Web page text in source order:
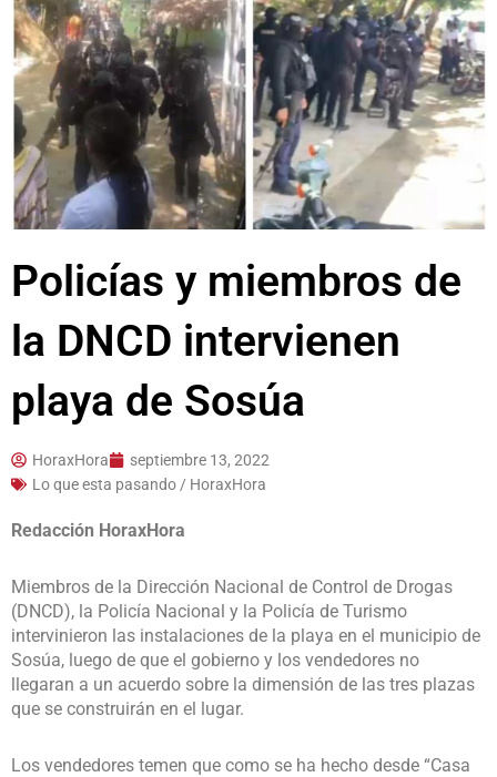
Policías y miembros de
la DNCD intervienen
playa de Sosúa
HoraxHora
septiembre 13, 2022
Lo que esta pasando / HoraxHora
Redacción HoraxHora
Miembros de la Dirección Nacional de Control de Drogas
(DNCD), la Policía Nacional y la Policía de Turismo
intervinieron las instalaciones de la playa en el municipio de
Sosúa, luego de que el gobierno y los vendedores no
llegaran a un acuerdo sobre la dimensión de las tres plazas
que se construirán en el lugar.
Los vendedores temen que como se ha hecho desde “Casa